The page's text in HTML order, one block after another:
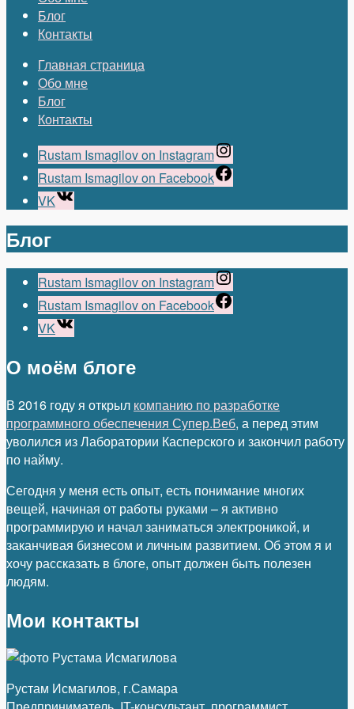
Блог
Контакты
Главная страница
Обо мне
Блог
Контакты
Rustam Ismagilov on Instagram
Rustam Ismagilov on Facebook
VK
Блог
Rustam Ismagilov on Instagram
Rustam Ismagilov on Facebook
VK
О моём блоге
В 2016 году я открыл компанию по разработке
программного обеспечения Супер.Веб, а перед этим
уволился из Лаборатории Касперского и закончил работу
по найму.
Сегодня у меня есть опыт, есть понимание многих
вещей, начиная от работы руками – я активно
программирую и начал заниматься электроникой, и
заканчивая бизнесом и личным развитием. Об этом я и
хочу рассказать в блоге, опыт должен быть полезен
людям.
Мои контакты
Рустам Исмагилов, г.Самара